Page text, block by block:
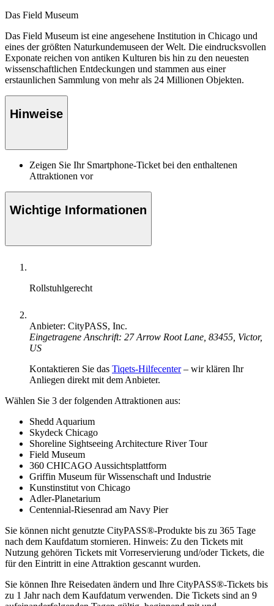
Das Field Museum
Das Field Museum ist eine angesehene Institution in Chicago und
eines der größten Naturkundemuseen der Welt. Die eindrucksvollen
Exponate reichen von antiken Kulturen bis hin zu den neuesten
wissenschaftlichen Entdeckungen und stammen aus einer
erstaunlichen Sammlung von mehr als 24 Millionen Objekten.
Hinweise
Zeigen Sie Ihr Smartphone-Ticket bei den enthaltenen
Attraktionen vor
Wichtige Informationen
Rollstuhlgerecht
Anbieter: CityPASS, Inc.
Eingetragene Anschrift: 27 Arrow Root Lane, 83455, Victor,
US
Kontaktieren Sie das Tiqets-Hilfecenter– wir klären Ihr
Anliegen direkt mit dem Anbieter.
Wählen Sie 3 der folgenden Attraktionen aus:
Shedd Aquarium
Skydeck Chicago
Shoreline Sightseeing Architecture River Tour
Field Museum
360 CHICAGO Aussichtsplattform
Griffin Museum für Wissenschaft und Industrie
Kunstinstitut von Chicago
Adler-Planetarium
Centennial-Riesenrad am Navy Pier
Sie können nicht genutzte CityPASS®-Produkte bis zu 365 Tage
nach dem Kaufdatum stornieren. Hinweis: Zu den Tickets mit
Nutzung gehören Tickets mit Vorreservierung und/oder Tickets, die
für den Eintritt in eine Attraktion gescannt wurden.
Sie können Ihre Reisedaten ändern und Ihre CityPASS®-Tickets bis
zu 1 Jahr nach dem Kaufdatum verwenden. Die Tickets sind an 9